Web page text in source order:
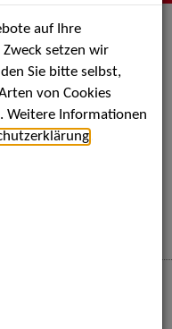
für Kinder und
Art verwandelt den
voller Akrobatik, Tanz,
Live-Performances.
auf Ihre
Zweck setzen wir
Sie bitte selbst,
von Cookies
Weitere Informationen